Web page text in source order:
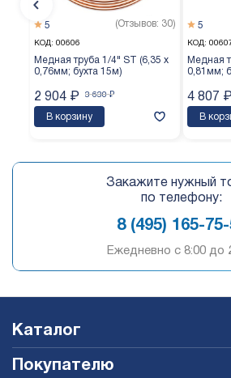
КОД: 00606
Медная труба 1/4" ST (6,35 х
0,76мм; бухта 15м)
(Отзывов: 30)
5
3 630 ₽
2 904 ₽
В корзину
КОД:
Медная
0,81мм;
5
4 807 ₽
В
Закажите нужный
по телефону:
8 (495) 165-
Ежедневно c 8:00 до
Каталог
Покупателю